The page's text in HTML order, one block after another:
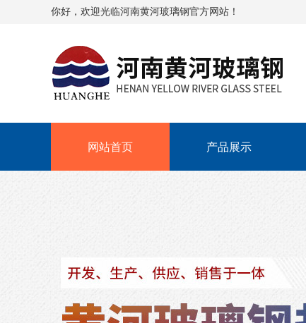
你好，欢迎光临河南黄河玻璃钢官方网站！
网站首页 产品展示